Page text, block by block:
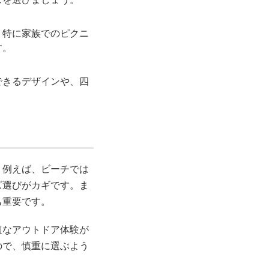
に家族でのピクニ
るデザインや、四
えば、ビーチでは
びがカギです。ま
要です。
アウトドア体験が
、慎重に選ぶよう